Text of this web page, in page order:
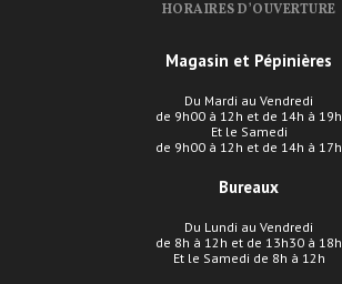
HORAIRES D’OUVERTURE
Magasin et Pépinières
Du Mardi au Vendredi
de 9h00 à 12h et de 14h à 19h
Et le Samedi
de 9h00 à 12h et de 14h à 17h
Bureaux
Du Lundi au Vendredi
de 8h à 12h et de 13h30 à 18h
Et le Samedi de 8h à 12h